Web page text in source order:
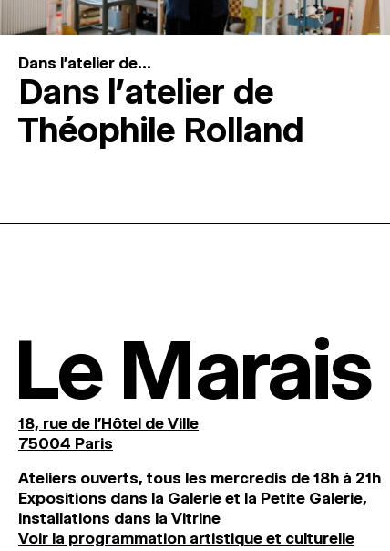
Dans l'atelier de...
Dans l’atelier de
Théophile Rolland
Le Marais
18, rue de l'Hôtel de Ville
75004 Paris
Ateliers ouverts, tous les mercredis de 18h à 21h
Expositions dans la Galerie et la Petite Galerie,
installations dans la Vitrine
Voir la programmation artistique et culturelle